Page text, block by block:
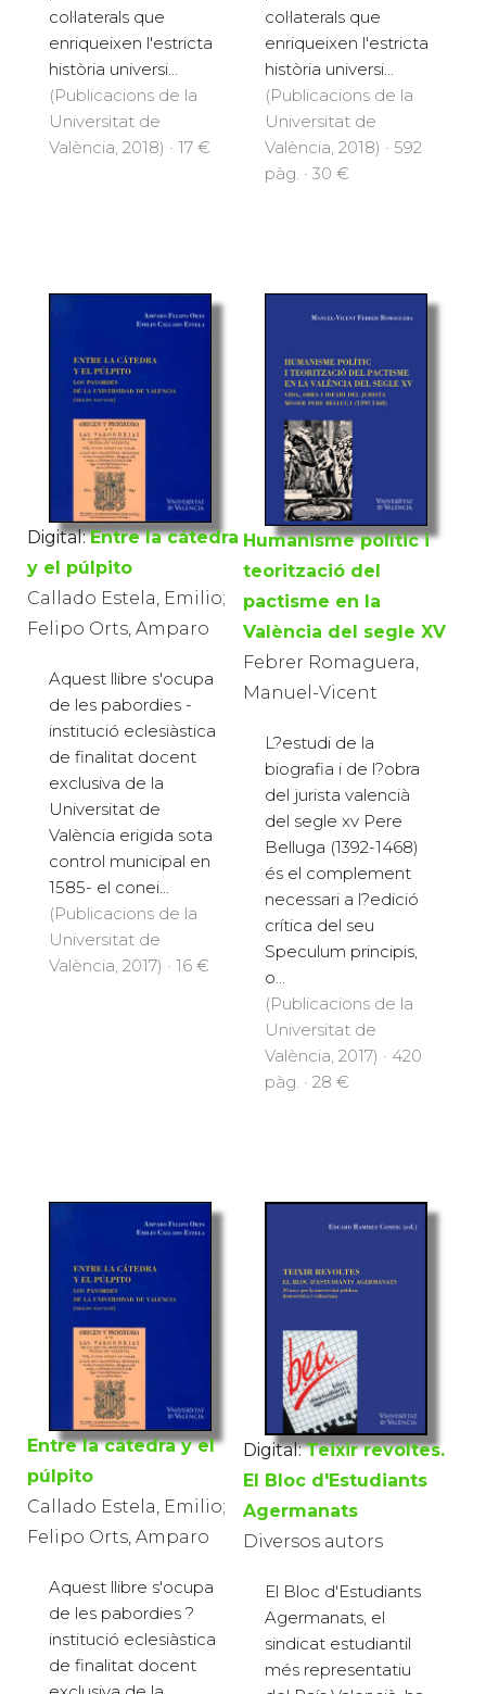
col·laterals que
enriqueixen l'estricta
història universi...
(Publicacions de la
Universitat de
València, 2018) · 17 €
col·laterals que
enriqueixen l'estricta
història universi...
(Publicacions de la
Universitat de
València, 2018) · 592
pàg. · 30 €
Digital: Entre la cátedra
y el púlpito
Callado Estela, Emilio;
Felipo Orts, Amparo
Aquest llibre s'ocupa
de les pabordies -
institució eclesiàstica
de finalitat docent
exclusiva de la
Universitat de
València erigida sota
control municipal en
1585- el conei...
(Publicacions de la
Universitat de
València, 2017) · 16 €
Humanisme polític i
teorització del
pactisme en la
València del segle XV
Febrer Romaguera,
Manuel-Vicent
L?estudi de la
biografia i de l?obra
del jurista valencià
del segle xv Pere
Belluga (1392-1468)
és el complement
necessari a l?edició
crítica del seu
Speculum principis,
o...
(Publicacions de la
Universitat de
València, 2017) · 420
pàg. · 28 €
Entre la cátedra y el
púlpito
Callado Estela, Emilio;
Felipo Orts, Amparo
Aquest llibre s'ocupa
de les pabordies ?
institució eclesiàstica
de finalitat docent
Digital: Teixir revoltes.
El Bloc d'Estudiants
Agermanats
Diversos autors
El Bloc d'Estudiants
Agermanats, el
sindicat estudiantil
més representatiu